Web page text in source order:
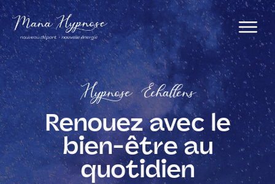
Hypnose Echallens
Renouez avec le
bien-être au
quotidien